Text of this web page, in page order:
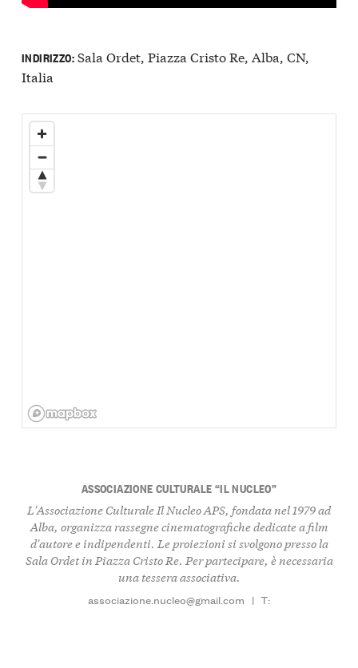
INDIRIZZO:Sala Ordet, Piazza Cristo Re, Alba, CN,
Italia
ASSOCIAZIONE CULTURALE “IL NUCLEO”
L'Associazione Culturale Il Nucleo APS, fondata nel 1979 ad
Alba, organizza rassegne cinematografiche dedicate a film
d'autore e indipendenti. Le proiezioni si svolgono presso la
Sala Ordet in Piazza Cristo Re. Per partecipare, è necessaria
una tessera associativa.
associazione.nucleo@gmail.com | T: